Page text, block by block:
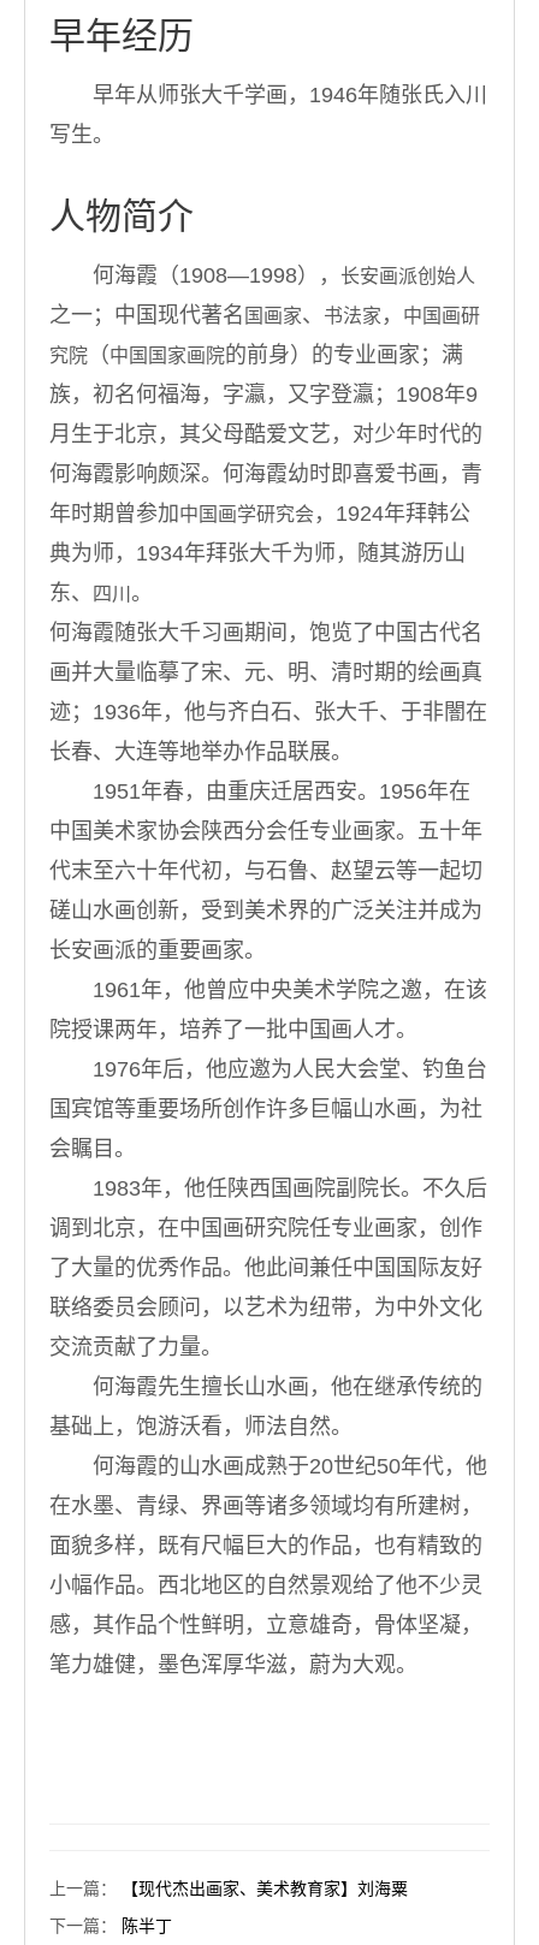
早年经历
早年从师张大千学画，1946年随张氏入川
写生。
人物简介
何海霞（1908—1998） ， 长安画派创始人
之一；中国现代著名 国画家、 书法家 ，
中国画研
究院 （中国国家画院的前身）的专业画家；满
族，初名何福海，字瀛，又字登瀛；1908年9
月生于北京，其父母酷爱文艺，对少年时代的
何海霞影响颇深。何海霞幼时即喜爱书画，青
年时期曾参加 中国画学研究会 ，1924年拜韩公
典为师，1934年拜张大千为师，随其游历山
东、
四川 。
何海霞随张大千习画期间，饱览了中国古代名
画并大量临摹了宋、元、明、清时期的绘画真
迹；1936年，他与齐白石、张大千、于非闇在
长春、大连等地举办作品联展。
1951年春，由重庆迁居西安。1956年在
中国美术家协会陕西分会任专业画家。五十年
代末至六十年代初，与石鲁、赵望云等一起切
磋山水画创新，受到美术界的广泛关注并成为
长安画派的重要画家。
1961年，他曾应中央美术学院之邀，在该
院授课两年，培养了一批中国画人才。
1976年后，他应邀为人民大会堂、钓鱼台
国宾馆等重要场所创作许多巨幅山水画，为社
会瞩目。
1983年，他任陕西国画院副院长。不久后
调到北京，在中国画研究院任专业画家，创作
了大量的优秀作品。他此间兼任中国国际友好
联络委员会顾问，以艺术为纽带，为中外文化
交流贡献了力量。
何海霞先生擅长山水画，他在继承传统的
基础上，饱游沃看，师法自然。
何海霞的山水画成熟于20世纪50年代，他
在水墨、青绿、界画等诸多领域均有所建树，
面貌多样，既有尺幅巨大的作品，也有精致的
小幅作品。西北地区的自然景观给了他不少灵
感，其作品个性鲜明，立意雄奇，骨体坚凝，
笔力雄健，墨色浑厚华滋，蔚为大观。
上一篇：
【现代杰出画家、美术教育家】刘海粟
下一篇： 陈半丁